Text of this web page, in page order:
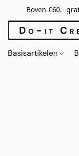
Boven €60.-
Do-it
Basisartikelen